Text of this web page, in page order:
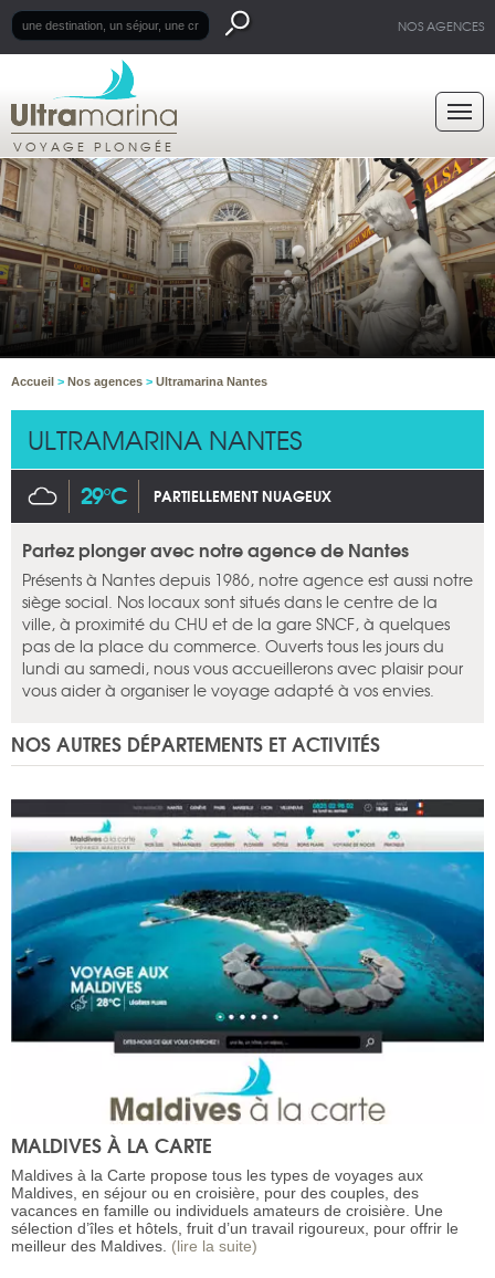
NOS AGENCES
VOYAGE PLONGÉE
Accueil > Nos agences > Ultramarina Nantes
ULTRAMARINA NANTES
29°C PARTIELLEMENT NUAGEUX
Partez plonger avec notre agence de Nantes
Présents à Nantes depuis 1986, notre agence est aussi notre
siège social. Nos locaux sont situés dans le centre de la
ville, à proximité du CHU et de la gare SNCF, à quelques
pas de la place du commerce. Ouverts tous les jours du
lundi au samedi, nous vous accueillerons avec plaisir pour
vous aider à organiser le voyage adapté à vos envies.
NOS AUTRES DÉPARTEMENTS ET ACTIVITÉS
MALDIVES À LA CARTE
Maldives à la Carte propose tous les types de voyages aux
Maldives, en séjour ou en croisière, pour des couples, des
vacances en famille ou individuels amateurs de croisière. Une
sélection d’îles et hôtels, fruit d’un travail rigoureux, pour offrir le
meilleur des Maldives. (lire la suite)